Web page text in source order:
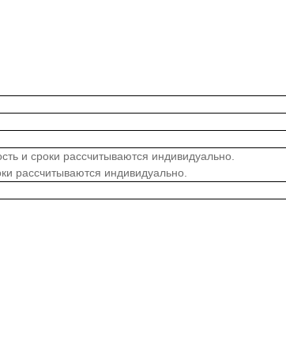
и сроки рассчитываются индивидуально.
рассчитываются индивидуально.